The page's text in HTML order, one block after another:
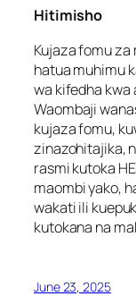
Hitimisho
Kujaza fomu za
hatua muhimu
wa kifedha kwa
Waombaji
kujaza fomu,
zinazohitajika,
rasmi kutoka
maombi yako,
wakati ili
kutokana na
June 23, 2025